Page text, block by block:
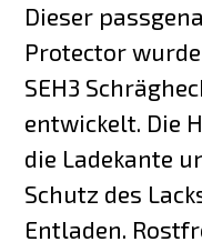
Dieser
Protector
SEH3
entwickelt. Die
die Ladekante
Schutz des
Entladen.